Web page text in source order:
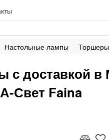
Настольные лампы Торшеры
с доставкой
Свет Faina